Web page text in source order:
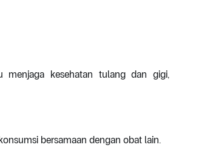
kesehatan tulang dan gigi,
bersamaan dengan obat lain.